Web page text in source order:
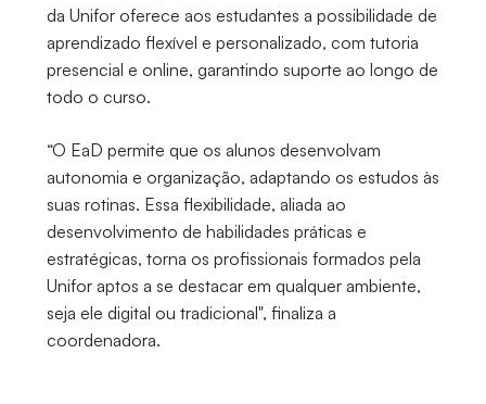
da Unifor oferece aos estudantes a possibilidade de
aprendizado flexível e personalizado, com tutoria
presencial e online, garantindo suporte ao longo de
todo o curso.
“O EaD permite que os alunos desenvolvam
autonomia e organização, adaptando os estudos às
suas rotinas. Essa flexibilidade, aliada ao
desenvolvimento de habilidades práticas e
estratégicas, torna os profissionais formados pela
Unifor aptos a se destacar em qualquer ambiente,
seja ele digital ou tradicional", finaliza a
coordenadora.